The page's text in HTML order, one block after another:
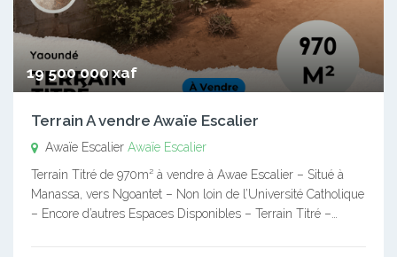
19 500 000 xaf
Terrain A vendre Awaïe Escalier
Awaïe Escalier Awaïe Escalier
Terrain Titré de 970m² à vendre à Awae Escalier – Situé à
Manassa, vers Ngoantet – Non loin de l’Université Catholique
– Encore d’autres Espaces Disponibles – Terrain Titré –…